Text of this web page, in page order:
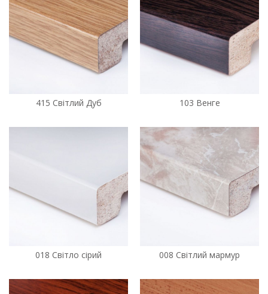
415 Світлий Дуб 103 Венге
018 Світло сірий 008 Світлий мармур